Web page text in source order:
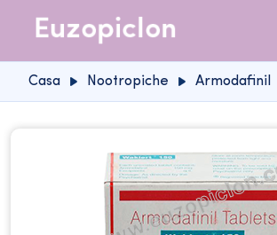
Casa Nootropiche Armodafinil